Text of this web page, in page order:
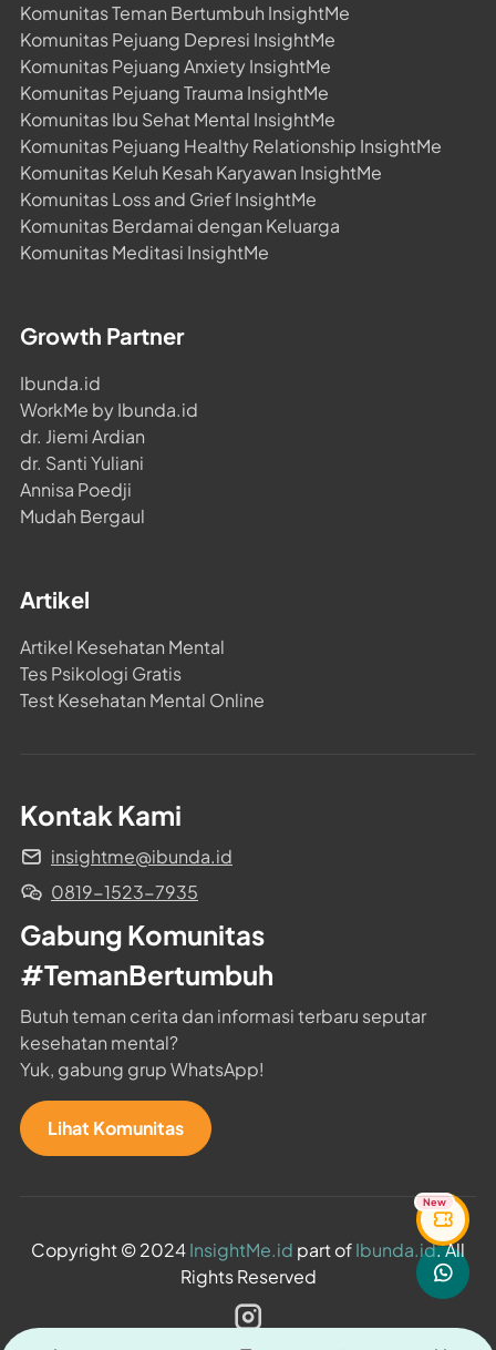
New
Komunitas Teman Bertumbuh InsightMe
Komunitas Pejuang Depresi InsightMe
Komunitas Pejuang Anxiety InsightMe
Komunitas Pejuang Trauma InsightMe
Komunitas Ibu Sehat Mental InsightMe
Komunitas Pejuang Healthy Relationship InsightMe
Komunitas Keluh Kesah Karyawan InsightMe
Komunitas Loss and Grief InsightMe
Komunitas Berdamai dengan Keluarga
Komunitas Meditasi InsightMe
Growth Partner
Ibunda.id
WorkMe by Ibunda.id
dr. Jiemi Ardian
dr. Santi Yuliani
Annisa Poedji
Mudah Bergaul
Artikel
Artikel Kesehatan Mental
Tes Psikologi Gratis
Test Kesehatan Mental Online
Kontak Kami
insightme@ibunda.id
0819-1523-7935
Gabung Komunitas
#TemanBertumbuh
Butuh teman cerita dan informasi terbaru seputar
kesehatan mental?
Yuk, gabung grup WhatsApp!
Lihat Komunitas
Copyright © 2024InsightMe.id part ofIbunda.id. All
Rights Reserved